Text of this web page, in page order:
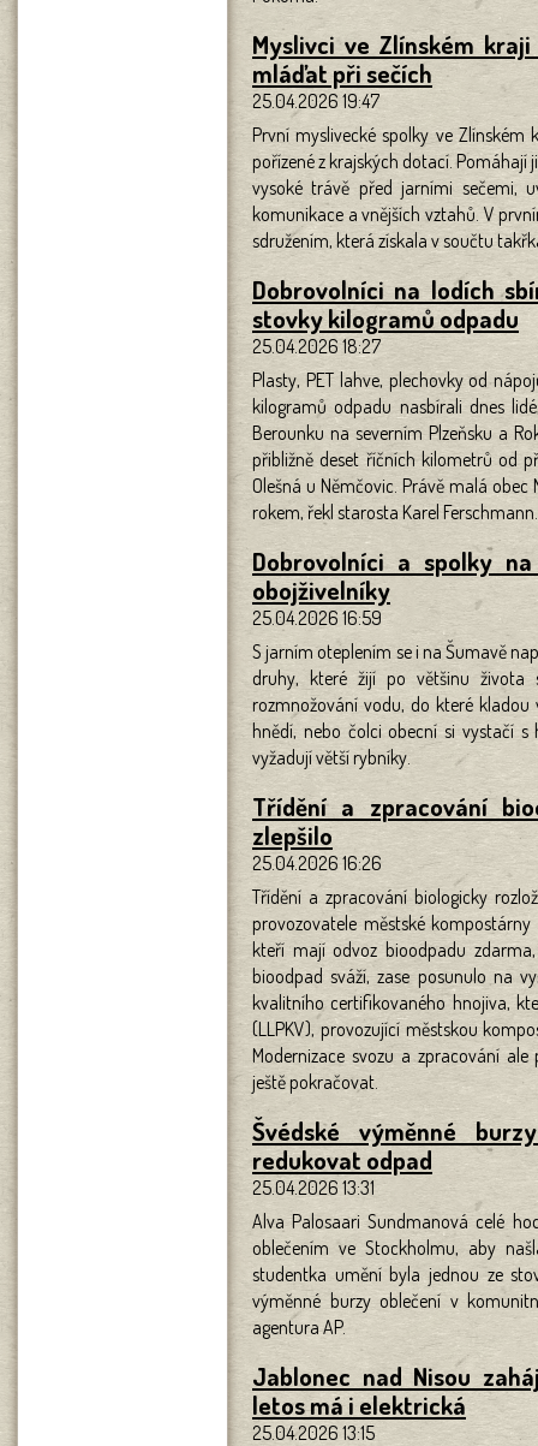
Myslivci ve Zlínském
mláďat při sečích
25.04.2026 19:47
První myslivecké spolky ve
pořízené z krajských dotací.
vysoké trávě před jarními sečemi,
komunikace a vnějších vztahů. V
sdružením, která získala v součtu
Dobrovolníci na lodích
stovky kilogramů odpadu
25.04.2026 18:27
Plasty, PET lahve, plechovky od
kilogramů odpadu nasbírali dnes
Berounku na severním Plzeňsku a
přibližně deset říčních kilometrů od
Olešná u Němčovic. Právě malá
rokem, řekl starosta Karel Ferschmann.
Dobrovolníci a spolky
obojživelníky
25.04.2026 16:59
S jarním oteplením se i na Šumavě
druhy, které žijí po většinu života
rozmnožování vodu, do které
hnědí, nebo čolci obecní si vystačí
vyžadují větší rybníky.
Třídění a zpracování
zlepšilo
25.04.2026 16:26
Třídění a zpracování biologicky
provozovatele městské
kteří mají odvoz bioodpadu
bioodpad sváží, zase posunulo na
kvalitního certifikovaného hnojiva,
(LLPKV), provozující městskou
Modernizace svozu a zpracování
ještě pokračovat.
Švédské výměnné
redukovat odpad
25.04.2026 13:31
Alva Palosaari Sundmanová celé
oblečením ve Stockholmu, aby
studentka umění byla jednou ze
výměnné burzy oblečení v
agentura AP.
Jablonec nad Nisou
letos má i elektrická
25.04.2026 13:15